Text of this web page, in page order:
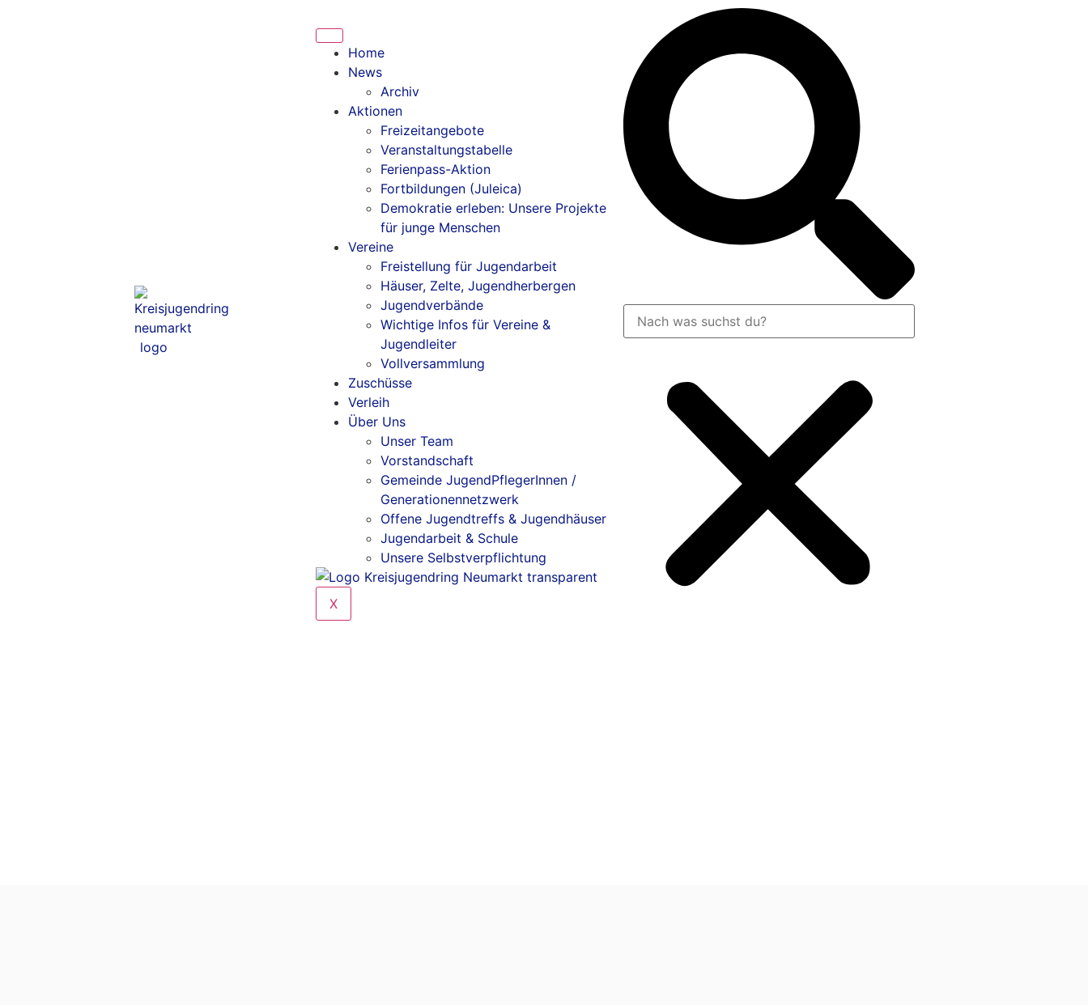
Home
News
Archiv
Aktionen
Freizeitangebote
Veranstaltungstabelle
Ferienpass-Aktion
Fortbildungen (Juleica)
Demokratie erleben: Unsere Projekte
für junge Menschen
Vereine
Freistellung für Jugendarbeit
Häuser, Zelte, Jugendherbergen
Jugendverbände
Wichtige Infos für Vereine &
Jugendleiter
Vollversammlung
Zuschüsse
Verleih
Über Uns
Unser Team
Vorstandschaft
Gemeinde JugendPflegerInnen /
Generationennetzwerk
Offene Jugendtreffs & Jugendhäuser
Jugendarbeit & Schule
Unsere Selbstverpflichtung
X